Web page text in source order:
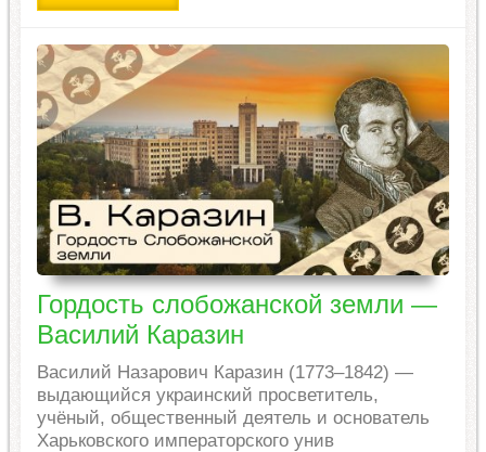
Гордость слобожанской земли —
Василий Каразин
Василий Назарович Каразин (1773–1842) —
выдающийся украинский просветитель,
учёный, общественный деятель и основатель
Харьковского императорского унив